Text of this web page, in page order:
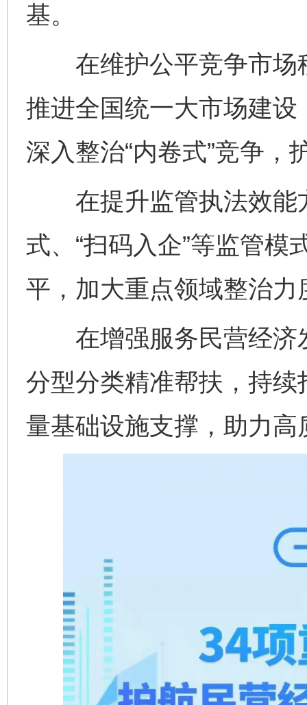
基。
在维护公平竞争市场
推进全国统一大市场建
深入整治“内卷式”竞争，
在提升监管执法效能
式、“扫码入企”等监管
平，加大重点领域整治
在增强服务民营经济
分型分类精准帮扶，持续
量基础设施支撑，助力高